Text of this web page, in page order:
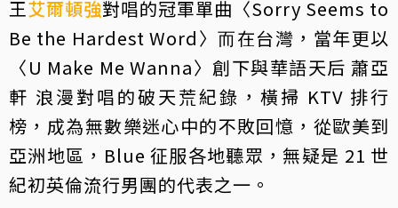
王艾爾頓強對唱的冠軍單曲〈Sorry Seems to
Be the Hardest Word〉⽽在台灣，當年更以
〈U Make Me Wanna〉創下與華語天后 蕭亞
軒 浪漫對唱的破天荒紀錄，橫掃 KTV 排⾏
榜，成為無數樂迷⼼中的不敗回憶，從歐美到
亞洲地區，Blue 征服各地聽眾，無疑是 21 世
紀初英倫流⾏男團的代表之⼀。